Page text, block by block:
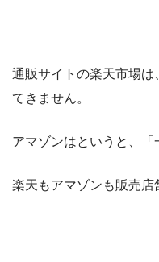
通販サイトの楽天市場は
てきません。
アマゾンはというと、
楽天もアマゾンも販売店